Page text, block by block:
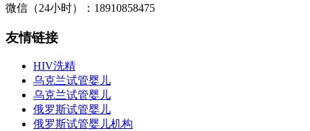
微信（24小时）：18910858475
友情链接
HIV洗精
乌克兰试管婴儿
乌克兰试管婴儿
俄罗斯试管婴儿
俄罗斯试管婴儿机构